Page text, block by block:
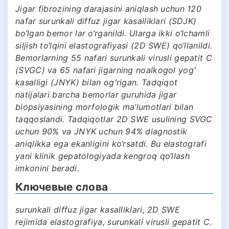
Jigar fibrozining darajasini aniqlash uchun 120
nafar surunkali diffuz jigar kasalliklari (SDJK)
bo‘lgan bemor lar o‘rganildi. Ularga ikki o‘lchamli
siljish to‘lqini elastografiyasi (2D SWE) qo‘llanildi.
Bemorlarning 55 nafari surunkali virusli gepatit C
(SVGС) va 65 nafari jigarning noalkogol yogʻ
kasalligi (JNYK) bilan ogʻrigan. Tadqiqot
natijalari barcha bemorlar guruhida jigar
biopsiyasining morfologik ma’lumotlari bilan
taqqoslandi. Tadqiqotlar 2D SWE usulining SVGС
uchun 90% va JNYK uchun 94% diagnostik
aniqlikka ega ekanligini ko‘rsatdi. Bu elastografi
yani klinik gepatologiyada kengroq qo‘llash
imkonini beradi.
Ключевые слова
surunkali diffuz jigar kasalliklari, 2D SWE
rejimida elastografiya, surunkali virusli gepatit C.